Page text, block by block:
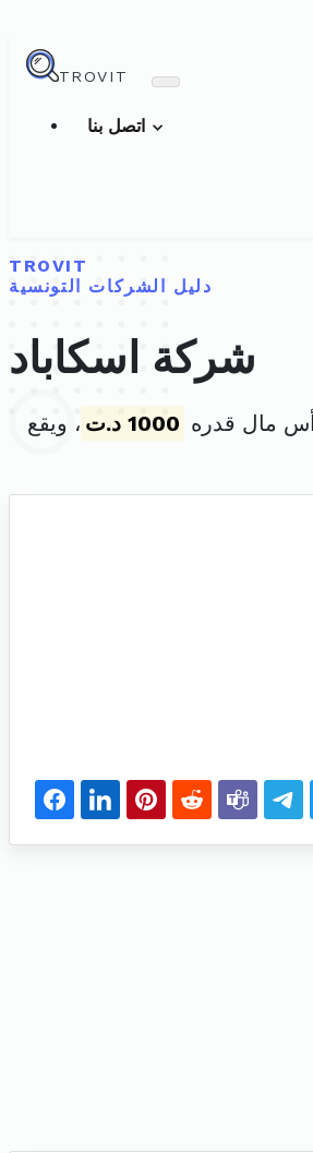
TROVIT
TROVIT
دليل الشركات التونسية
شركة اسكاباد
1000 د.ت
، ويقع